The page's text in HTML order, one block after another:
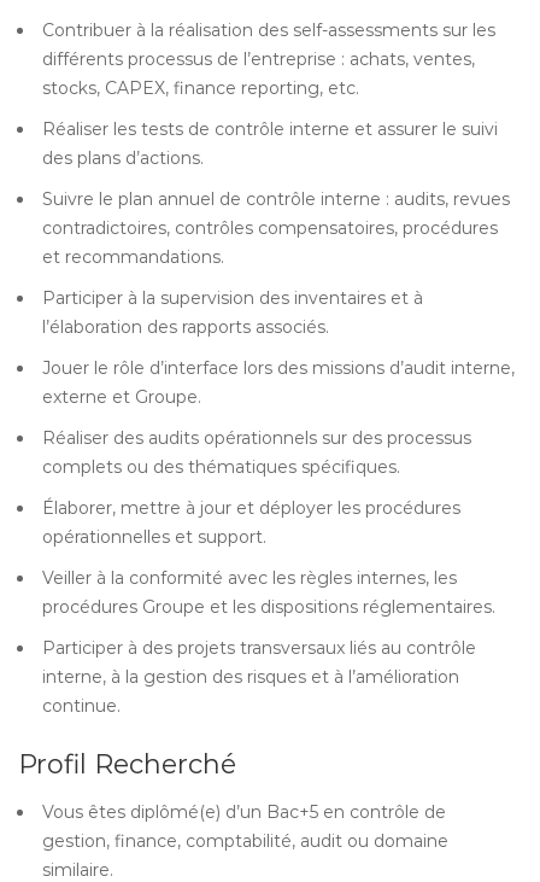
Contribuer à la réalisation des self-assessments sur les
différents processus de l’entreprise : achats, ventes,
stocks, CAPEX, finance reporting, etc.
Réaliser les tests de contrôle interne et assurer le suivi
des plans d’actions.
Suivre le plan annuel de contrôle interne : audits, revues
contradictoires, contrôles compensatoires, procédures
et recommandations.
Participer à la supervision des inventaires et à
l’élaboration des rapports associés.
Jouer le rôle d’interface lors des missions d’audit interne,
externe et Groupe.
Réaliser des audits opérationnels sur des processus
complets ou des thématiques spécifiques.
Élaborer, mettre à jour et déployer les procédures
opérationnelles et support.
Veiller à la conformité avec les règles internes, les
procédures Groupe et les dispositions réglementaires.
Participer à des projets transversaux liés au contrôle
interne, à la gestion des risques et à l’amélioration
continue.
Profil Recherché
Vous êtes diplômé(e) d’un Bac+5 en contrôle de
gestion, finance, comptabilité, audit ou domaine
similaire.